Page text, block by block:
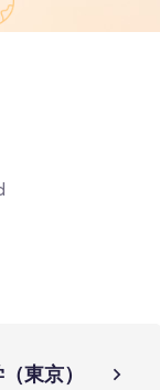
東京）